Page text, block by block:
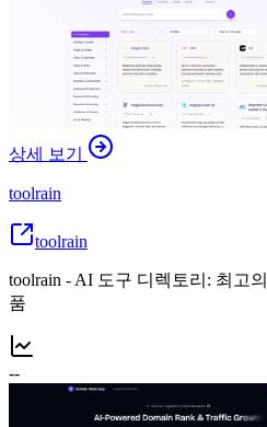
상세 보기
toolrain
toolrain
toolrain - AI 도구 디렉토리: 최고
품
--